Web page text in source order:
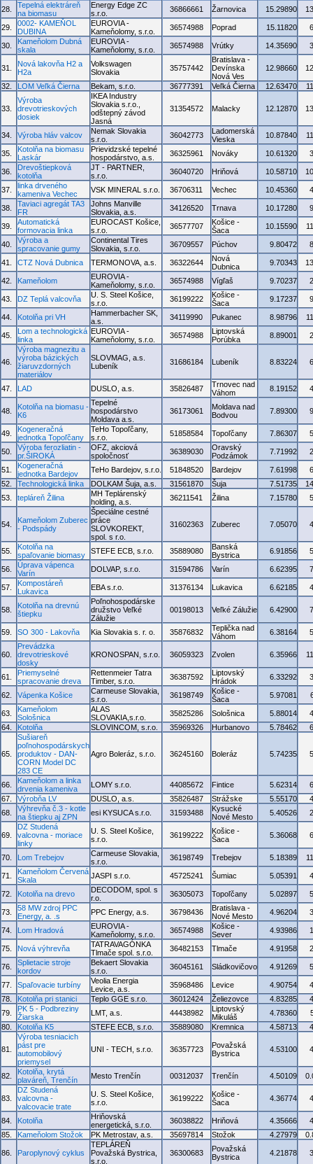
28.
Tepelná elektráreň
na biomasu
Energy Edge ZC
s.r.o.
36866661 Žarnovica 15.29890
29.
0002- KAMEŇOL
DUBINA
EUROVIA -
Kameňolomy, s.r.o.
36574988 Poprad 15.11820
30.
Kameňolom Dubná
skala
EUROVIA -
Kameňolomy, s.r.o.
36574988 Vrútky 14.35690
31.
Nová lakovňa H2 a
H2a
Volkswagen
Slovakia
35757442
Bratislava -
Devínska
Nová Ves
12.98660
32. LOM Veľká Čierna Bekam, s.r.o. 36777391 Veľká Čierna 12.63470
33.
Výroba
drevotrieskových
dosiek
IKEA Industry
Slovakia s.r.o.,
odštepný závod
Jasná
31354572 Malacky 12.12870
34. Výroba hláv valcov
Nemak Slovakia
s.r.o.
36042773
Ladomerská
Vieska
10.87840
35.
Kotolňa na biomasu
Laskár
Prievidzské tepelné
hospodárstvo, a.s.
36325961 Nováky 10.61320
36.
Drevoštiepková
kotolňa
JT - PARTNER,
s.r.o.
36040720 Hriňová 10.58710
37.
linka drveného
kameniva Vechec
VSK MINERAL s.r.o. 36706311 Vechec 10.45360
38.
Taviaci agregát TA3
FR
Johns Manville
Slovakia, a.s.
34126520 Trnava 10.17280
39.
Automatická
formovacia linka
EUROCAST Košice,
s.r.o.
36577707
Košice -
Šaca
10.15590
40.
Výroba a
spracovanie gumy
Continental Tires
Slovakia, s.r.o.
36709557 Púchov 9.80472
41. CTZ Nová Dubnica TERMONOVA, a.s. 36322644
Nová
Dubnica
9.70343
42. Kameňolom
EUROVIA -
Kameňolomy, s.r.o.
36574988 Vígľaš 9.70237
43. DZ Teplá valcovňa
U. S. Steel Košice,
s.r.o.
36199222
Košice -
Šaca
9.17237
44. Kotolňa pri VH
Hammerbacher SK,
a.s.
34119990 Pukanec 8.98796
45.
Lom a technologická
linka
EUROVIA -
Kameňolomy, s.r.o.
36574988
Liptovská
Porúbka
8.89001
46.
Výroba magnezitu a
výroba bázických
žiaruvzdorných
materiálov
SLOVMAG, a.s.
Lubeník
31686184 Lubeník 8.83224
47. LAD DUSLO, a.s. 35826487
Trnovec nad
Váhom
8.19152
48.
Kotolňa na biomasu -
K6
Tepelné
hospodárstvo
Moldava a.s.
36173061
Moldava nad
Bodvou
7.89300
49.
Kogeneračná
jednotka Topoľčany
TeHo Topoľčany,
s.r.o.
51858584 Topoľčany 7.86307
50.
Výroba ferozliatin -
pr.ŠIROKÁ
OFZ, akciová
spoločnosť
36389030
Oravský
Podzámok
7.71992
51.
Kogeneračná
jednotka Bardejov
TeHo Bardejov, s.r.o. 51848520 Bardejov 7.61998
52.
Technologická linka DOLKAM Šuja, a.s. 31561870 Šuja 7.51735
53.
tepláreň Žilina
MH Teplárenský
holding, a.s.
36211541 Žilina 7.15780
54.
Kameňolom Zuberec
- Podspády
Špeciálne cestné
práce
SLOVKOREKT,
spol. s r.o.
31602363 Zuberec 7.05070
55.
Kotolňa na
spaľovanie biomasy
STEFE ECB, s.r.o. 35889080
Banská
Bystrica
6.91856
56.
Úprava vápenca
Varín
DOLVAP, s.r.o. 31594786 Varín 6.62395
57.
Kompostáreň
Lukavica
EBA s.r.o. 31376134 Lukavica 6.62185
58.
Kotolňa na drevnú
štiepku
Poľnohospodárske
družstvo Veľké
Zálužie
00198013 Veľké Zálužie 6.42900
59. SO 300 - Lakovňa Kia Slovakia s. r. o. 35876832
Teplička nad
Váhom
6.38164
60.
Prevádzka
drevotrieskové
dosky
KRONOSPAN, s.r.o. 36059323 Zvolen 6.35966
61.
Priemyselné
spracovanie dreva
Rettenmeier Tatra
Timber, s.r.o.
36387592
Liptovský
Hrádok
6.33292
62. Vápenka Košice
Carmeuse Slovakia,
s.r.o.
36198749
Košice -
Šaca
5.97081
63.
Kameňolom
Sološnica
ALAS
SLOVAKIA,s.r.o.
35825286 Sološnica 5.88014
64.
Kotolňa SLOVINCOM, s.r.o. 35969326 Hurbanovo 5.78462
65.
Sušiareň
poľnohospodárskych
produktov - DAN-
CORN Model DC
283 CE
Agro Boleráz, s.r.o. 36245160 Boleráz 5.74235
66.
Kameňolom a linka
drvenia kameniva
LOMY s.r.o. 44085672 Fintice 5.62314
67.
Výrobňa LV DUSLO, a.s. 35826487 Strážske 5.55170
68.
Výhrevňa č.3 - kotle
na štiepku aj ZPN
esi KYSUCA s.r.o. 31593488
Kysucké
Nové Mesto
5.40526
69.
DZ Studená
valcovna - moriace
linky
U. S. Steel Košice,
s.r.o.
36199222
Košice -
Šaca
5.36068
70. Lom Trebejov
Carmeuse Slovakia,
s.r.o.
36198749 Trebejov 5.18389
71.
Kameňolom Červená
Skala
JASPI s.r.o. 45725241 Šumiac 5.05391
72. Kotolňa na drevo
DECODOM, spol. s
r.o.
36305073 Topoľčany 5.02897
73.
58 MW zdroj PPC
Energy, a. .s
PPC Energy, a.s. 36798436
Bratislava -
Nové Mesto
4.96204
74. Lom Hradová
EUROVIA -
Kameňolomy, s.r.o.
36574988
Košice -
Sever
4.93986
75. Nová výhrevňa
TATRAVAGÓNKA
Tlmače spol. s.r.o.
36482153 Tlmače 4.91958
76.
Splietacie stroje
kordov
Bekaert Slovakia
s.r.o.
36045161 Sládkovičovo 4.91269
77. Spaľovacie turbíny
Veolia Energia
Levice, a.s.
35968486 Levice 4.90754
78.
Kotolňa pri stanici Teplo GGE s.r.o. 36012424 Želiezovce 4.83285
79.
PK 5 - Podbreziny
Žiarska
LMT, a.s. 44438982
Liptovský
Mikuláš
4.78360
80.
Kotolňa K5 STEFE ECB, s.r.o. 35889080 Kremnica 4.58713
81.
Výroba tesniacich
pást pre
automobilový
priemysel
UNI - TECH, s.r.o. 36357723
Považská
Bystrica
4.53100
82.
Kotolňa, krytá
plaváreň, Trenčín
Mesto Trenčín 00312037 Trenčín 4.50109
83.
DZ Studená
valcovna -
valcovacie trate
U. S. Steel Košice,
s.r.o.
36199222
Košice -
Šaca
4.36774
84. Kotolňa
Hriňovská
energetická, s.r.o.
36038822 Hriňová 4.35666
85.
Kameňolom Stožok PK Metrostav, a.s. 35697814 Stožok 4.27979
86. Paroplynový cyklus
TEPLÁREŇ
Považská Bystrica,
s.r.o.
36300683
Považská
Bystrica
4.21878